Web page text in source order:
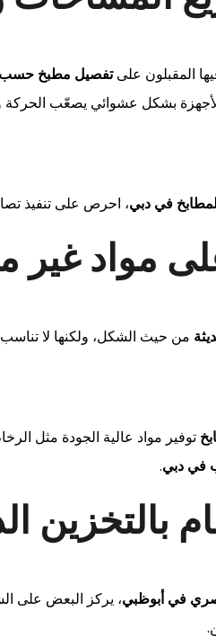
المقبلون علىتفصيل مطبخ حسب
الأجهزة بشكل عشوائي يصعّب
في دبي، احرص على تنفيذ
من حيث الشكل، ولكنها لا تناسب
توفير مواد عالية الجودة مثل
في دبي.
في أبوظبي، يركز البعض على